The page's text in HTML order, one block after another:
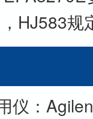
，HJ583
仪：